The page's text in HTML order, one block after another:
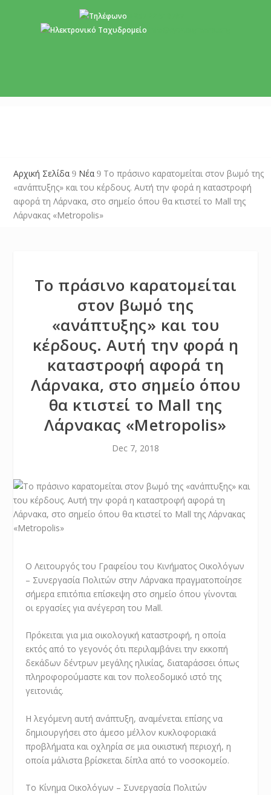
Αρχική Σελίδα 9 Νέα 9 Το πράσινο καρατομείται στον βωμό της
«ανάπτυξης» και του κέρδους. Αυτή την φορά η καταστροφή
αφορά τη Λάρνακα, στο σημείο όπου θα κτιστεί το Mall της
Λάρνακας «Metropolis»
Το πράσινο καρατομείται
στον βωμό της
«ανάπτυξης» και του
κέρδους. Αυτή την φορά η
καταστροφή αφορά τη
Λάρνακα, στο σημείο όπου
θα κτιστεί το Mall της
Λάρνακας «Metropolis»
Dec 7, 2018
Ο Λειτουργός του Γραφείου του Κινήματος Οικολόγων
– Συνεργασία Πολιτών στην Λάρνακα πραγματοποίησε
σήμερα επιτόπια επίσκεψη στο σημείο όπου γίνονται
οι εργασίες για ανέγερση του Mall.
Πρόκειται για μια οικολογική καταστροφή, η οποία
εκτός από το γεγονός ότι περιλαμβάνει την εκκοπή
δεκάδων δέντρων μεγάλης ηλικίας, διαταράσσει όπως
πληροφορούμαστε και τον πολεοδομικό ιστό της
γειτονιάς.
Η λεγόμενη αυτή ανάπτυξη, αναμένεται επίσης να
δημιουργήσει στο άμεσο μέλλον κυκλοφοριακά
προβλήματα και οχληρία σε μια οικιστική περιοχή, η
οποία μάλιστα βρίσκεται δίπλα από το νοσοκομείο.
Το Κίνημα Οικολόγων – Συνεργασία Πολιτών